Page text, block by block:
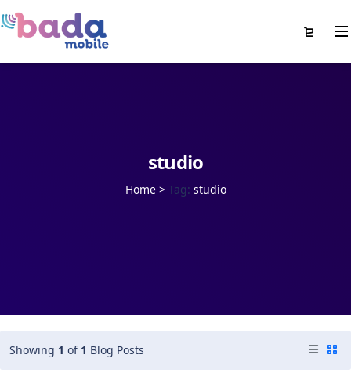
studio
Home >Tag: studio
Showing 1 of 1 Blog Posts